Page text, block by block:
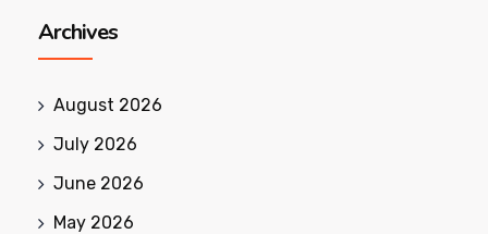
Archives
August 2026
July 2026
June 2026
May 2026